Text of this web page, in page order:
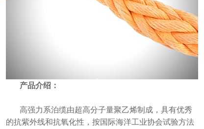
产品介绍：
高强力系泊缆由超高分子量聚乙烯制成，具有优秀
的抗紫外线和抗氧化性，按国际海洋工业协会试验方法